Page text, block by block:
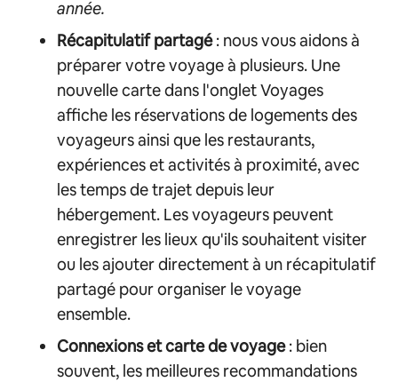
année.
Récapitulatif partagé: nous vous aidons à
préparer votre voyage à plusieurs. Une
nouvelle carte dans l'onglet Voyages
affiche les réservations de logements des
voyageurs ainsi que les restaurants,
expériences et activités à proximité, avec
les temps de trajet depuis leur
hébergement. Les voyageurs peuvent
enregistrer les lieux qu'ils souhaitent visiter
ou les ajouter directement à un récapitulatif
partagé pour organiser le voyage
ensemble.
Connexions et carte de voyage: bien
souvent, les meilleures recommandations